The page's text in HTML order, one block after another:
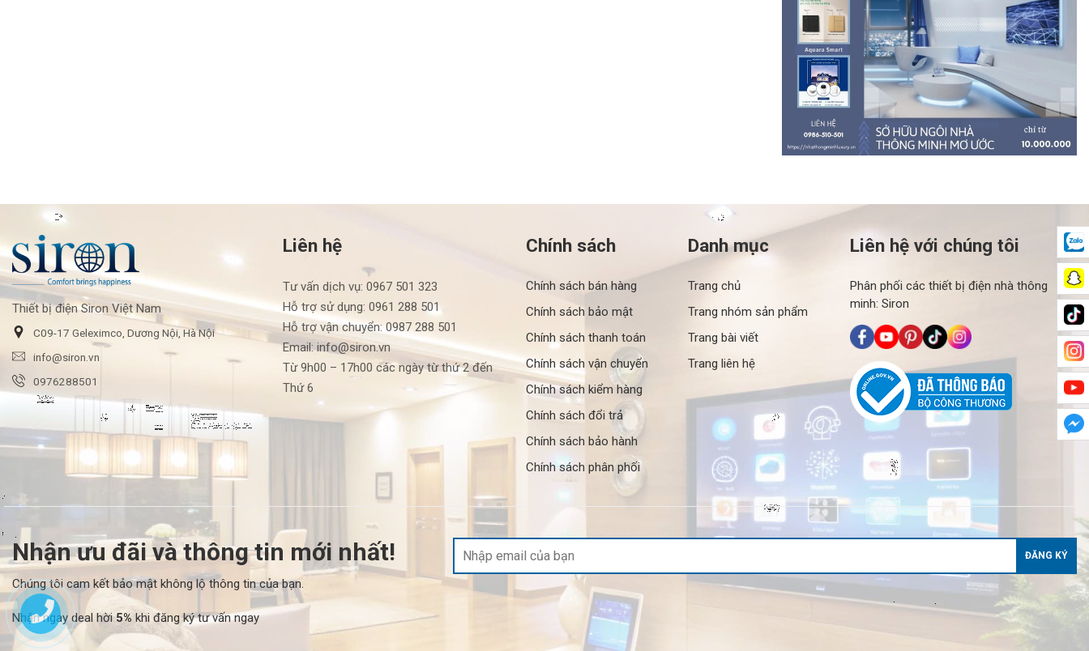
Thiết bị điện Siron Việt Nam
C09-17 Geleximco, Dương Nội, Hà Nội
info@siron.vn
0976288501
Liên hệ
Tư vấn dịch vụ: 0967 501 323
Hỗ trợ sử dụng: 0961 288 501
Hỗ trợ vận chuyển: 0987 288 501
Email: info@siron.vn
Từ 9h00 – 17h00 các ngày từ thứ 2 đến
Thứ 6
Chính sách
Chính sách bán hàng
Chính sách bảo mật
Chính sách thanh toán
Chính sách vận chuyển
Chính sách kiểm hàng
Chính sách đổi trả
Chính sách bảo hành
Chính sách phân phối
Danh mục
Trang chủ
Trang nhóm sản phẩm
Trang bài viết
Trang liên hệ
Liên hệ với chúng tôi
Phân phối các thiết bị điện nhà thông
minh: Siron
Nhận ưu đãi và thông tin mới nhất!
Chúng tôi cam kết bảo mật không lộ thông tin của bạn.
Nhận ngay deal hời5% khi đăng ký tư vấn ngay
ĐĂNG KÝ